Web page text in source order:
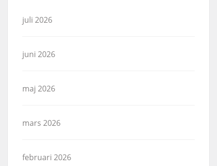
juli 2026
juni 2026
maj 2026
mars 2026
februari 2026